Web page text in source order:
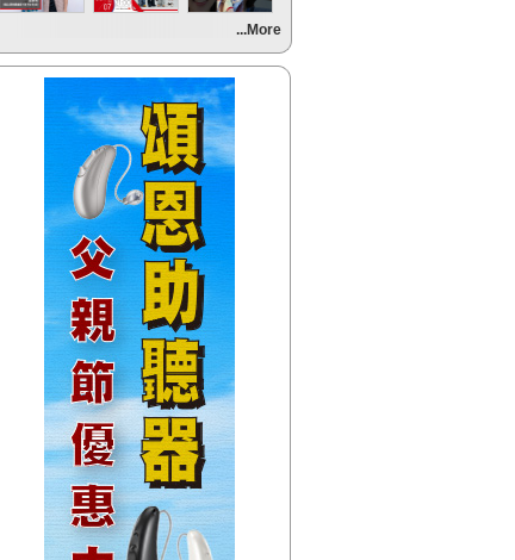
【Next】
【HitFm正在進行】
(聯播)
HIT DJ-蕭景鴻
【Next】
(聯 播)HITO唱片行-克里斯
【HitFm正在進行】
(聯播)
HIT DJ-蕭景鴻
【Next】
(聯 播)HITO唱片行-克里斯
...More